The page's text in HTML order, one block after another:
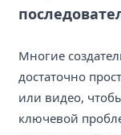
Многие
достаточно
или видео,
ключевой